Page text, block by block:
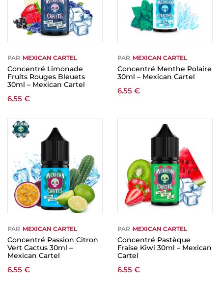
PAR MEXICAN CARTEL
Concentré Limonade
Fruits Rouges Bleuets
30ml – Mexican Cartel
6.55 €
PAR MEXICAN CARTEL
Concentré Menthe Polaire
30ml – Mexican Cartel
6.55 €
PAR MEXICAN CARTEL
Concentré Passion Citron
Vert Cactus 30ml –
Mexican Cartel
6.55 €
PAR MEXICAN CARTEL
Concentré Pastèque
Fraise Kiwi 30ml – Mexican
Cartel
6.55 €